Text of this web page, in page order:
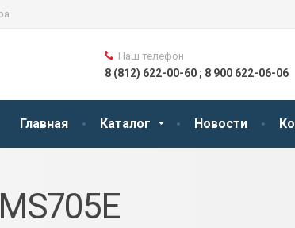
Главная Каталог Новости
Наш телефон
8 (812) 622-00-60 ; 8 900 622-06-06